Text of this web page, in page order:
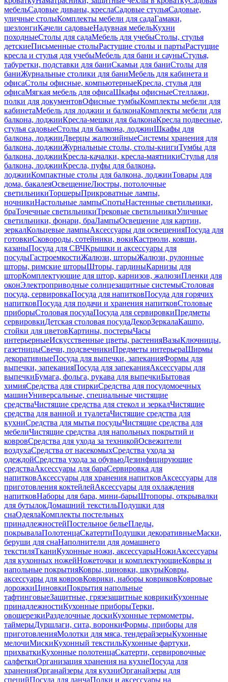
мебельСадовые диваны, креслаСадовые стульяСадовые,
уличные столыКомплекты мебели для садаГамаки,
шезлонгиКачели садовыеНадувная мебельКухни
походныеСтолы для садаМебель для учебыСтолы, стулья
детскиеПисьменные столыРастущие столы и партыРастущие
кресла и стулья для учебыМебель для бани и сауныСтулья,
табуретки, подставки для баниСкамьи для баниСтолы для
баниЖурнальные столики для баниМебель для кабинета и
офисаСтолы офисные, компьютерныеКресла, стулья для
офисаМягкая мебель для офисаШкафы офисныеСтеллажи,
полки для документовОфисные тумбыКомплекты мебели для
кабинетаМебель для лоджии и балконаКомплекты мебели для
балкона, лоджииКресла-мешки для балконаКресла подвесные,
стулья садовыеСтолы для балкона, лоджииШкафы для
балкона, лоджииДверцы жалюзийныеСистемы хранения для
балкона, лоджииЖурнальные столы, столы-книгиТумбы для
балкона, лоджииКресла-качалки, кресла-маятникиСтулья для
балкона, лоджииКресла, пуфы для балкона,
лоджииКомпактные столы для балкона, лоджииТовары для
дома, бакалеяОсвещениеЛюстры, потолочные
светильникиТоршерыПрикроватные лампы,
ночникиНастольные лампыСпотыНастенные светильники,
браТочечные светильникиТрековые светильникиУличные
светильники, фонари, браЛампыОсвещение для картин,
зеркалКольцевые лампыАксессуары для освещенияПосуда для
готовкиСковороды, сотейники, вокиКастрюли, ковши,
казаныПосуда для СВЧКрышки и аксессуары для
посудыГастроемкостиЖалюзи, шторыЖалюзи, рулонные
шторы, римские шторыШторы, гардиныКарнизы для
шторКомплектующие для штор, карнизов, жалюзиПленки для
оконЭлектроприводные солнцезащитные системыСтоловая
посуда, сервировкаПосуда для напитковПосуда для горячих
напитковПосуда для подачи и хранения напитковСтоловые
приборыСтоловая посудаПосуда для сервировкиПредметы
сервировкиДетская столовая посудаДекорЗеркалаКашпо,
стойки для цветовКартины, постерыЧасы
интерьерныеИскусственные цветы, растенияВазыКлючницы,
газетницыСвечи, подсвечникиПредметы интерьераШирмы
декоративныеПосуда для выпечки, запеканияФормы для
выпечки, запеканияПосуда для запеканияАксессуары для
выпечкиБумага, фольга, рукава для выпечкиБытовая
химияСредства для стиркиСредства для посудомоечных
машинУниверсальные, специальные чистящие
средстваЧистящие средства для стекол и зеркалЧистящие
средства для ванной и туалетаЧистящие средства для
кухниСредства для мытья посудыЧистящие средства для
мебелиЧистящие средства для напольных покрытий и
ковровСредства для ухода за техникойОсвежители
воздухаСредства от насекомыхСредства ухода за
одеждойСредства ухода за обувьюДезинфицирующие
средстваАксессуары для бараСервировка для
напитковАксессуары для хранения напитковАксессуары для
приготовления коктейлейАксессуары для охлаждения
напитковНаборы для бара, мини-барыШтопоры, открывалки
для бутылокДомашний текстильПодушки для
снаОдеялаКомплекты постельных
принадлежностейПостельное бельеПледы,
покрывалаПолотенцаСкатертиПодушки декоративныеМаски,
беруши для снаНаполнители для домашнего
текстиляТканиКухонные ножи, аксессуарыНожиАксессуары
для кухонных ножейНожеточки и комплектующиеКовры и
напольные покрытияКовры, циновки, шкурыКовры,
аксессуары для ковровКоврики, наборы ковриковКовровые
дорожкиЦиновкиПокрытия напольные
тафтинговыеЗащитные, грязезащитные коврикиКухонные
принадлежностиКухонные приборыТерки,
овощерезкиРазделочные доскиКухонные термометры,
таймерыДуршлаги, сита, воронкиФормы, приборы для
приготовленияМолотки для мяса, тендерайзерыКухонные
мелочиМискиКухонный текстильКухонные фартуки,
прихваткиКухонные полотенцаСкатерти, сервировочные
салфеткиОрганизация хранения на кухнеПосуда для
храненияОрганайзеры для кухниОрганайзеры для
специйПосуда для ланчаПолки и аксессуары на